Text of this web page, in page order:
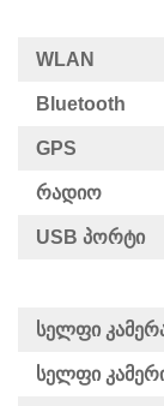
WLAN
Bluetooth
GPS
Რადიო
USB Პორტი
Სელფი
Სელფი